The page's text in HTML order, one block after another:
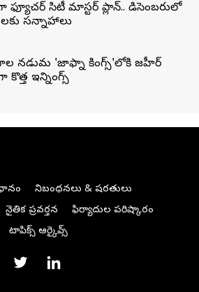
ఫ్యూచర్ సిటీ మాస్టర్ ప్లాన్.. డిసెంబరులో
సన్నాహాలు
నడుమ 'జాఫ్నా కింగ్స్'లోకి జహీర్
ఇన్నింగ్స్
నిబంధనలు & షరతులు
నైతిక ప్రవర్తన
ఫిర్యాదుల పరిష్కారం
టాపిక్స్ ఆర్కైవ్స్